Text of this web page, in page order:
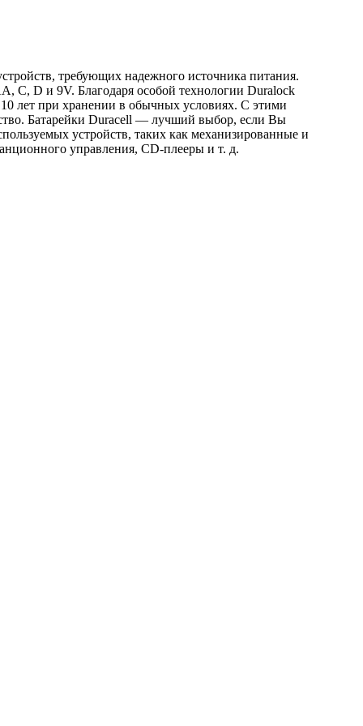
требующих надежного источника питания.
C, D и 9V. Благодаря особой технологии Duralock
10 лет при хранении в обычных условиях. С этими
Батарейки Duracell — лучший выбор, если Вы
устройств, таких как механизированные и
управления, CD-плееры и т. д.